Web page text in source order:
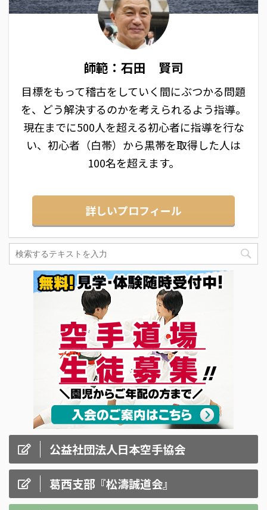
師範：石田 賢司
目標をもって稽古をしていく間にぶつかる問題
を、どう解決するのかを考えられるよう指導。
現在までに500人を超える初心者に指導を行な
い、初心者（白帯）から黒帯を取得した人は
100名を超えます。
詳しいプロフィール
公益社団法人日本空手協会
葛西支部『松濤誠道会』